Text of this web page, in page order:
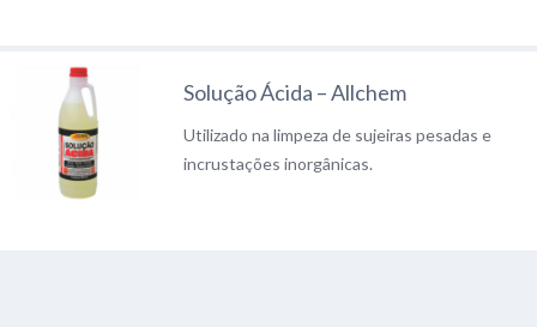
Solução Ácida – Allchem
Utilizado na limpeza de sujeiras pesadas e
incrustações inorgânicas.